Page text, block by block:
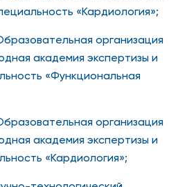
«Кардиология»;
организация
академия экспертизы и
«Функциональная
организация
академия экспертизы и
«Кардиология»;